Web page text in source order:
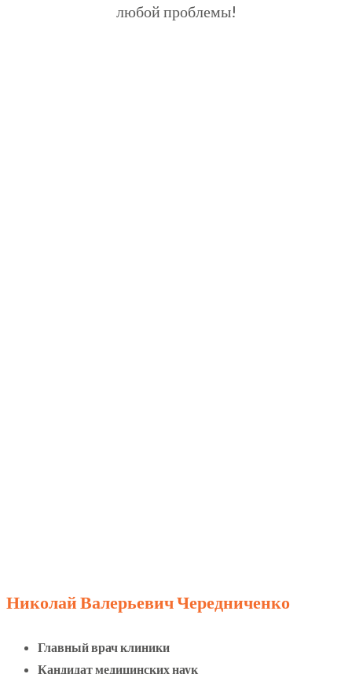
любой проблемы!
Николай Валерьевич Чередниченко
Главный врач клиники
Кандидат медицинских наук